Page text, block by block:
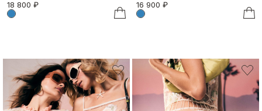
18 800 ₽ 16 900 ₽